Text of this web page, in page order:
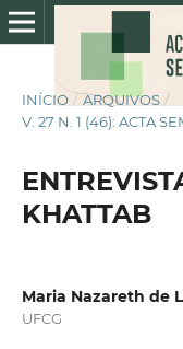
INÍCIO / ARQUIVOS /
V. 27 N. 1 (46): ACTA
KHATTAB
Maria Nazareth de
UFCG